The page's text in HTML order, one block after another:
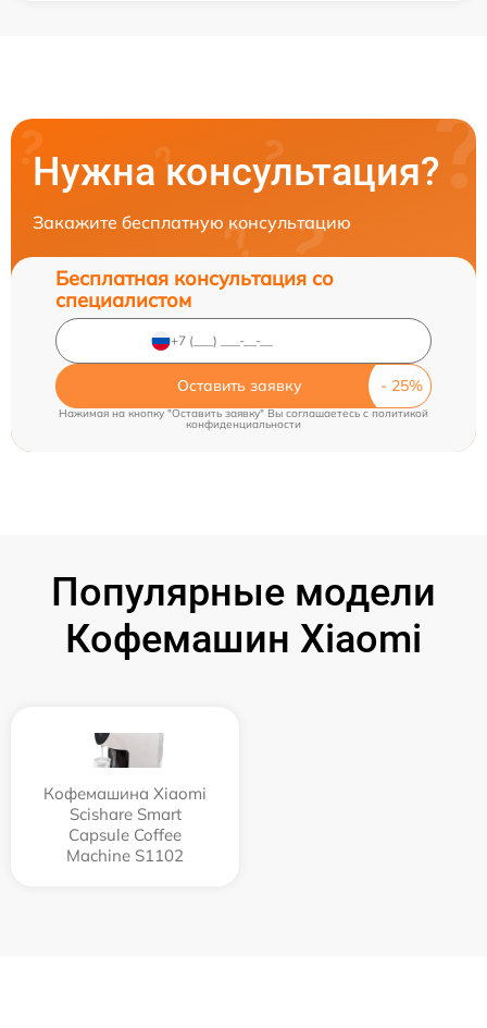
Нужна консультация?
Закажите бесплатную консультацию
Бесплатная консультация со
специалистом
Оставить заявку
Нажимая на кнопку "Оставить заявку" Вы соглашаетесь cполитикой
конфиденциальности
Популярные модели
Кофемашин Xiaomi
Кофемашина Xiaomi
Scishare Smart
Capsule Coffee
Machine S1102